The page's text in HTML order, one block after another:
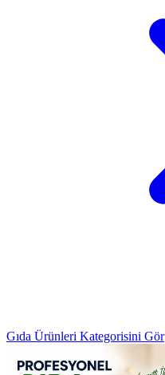
Gıda Ürünleri Kategorisini Gör